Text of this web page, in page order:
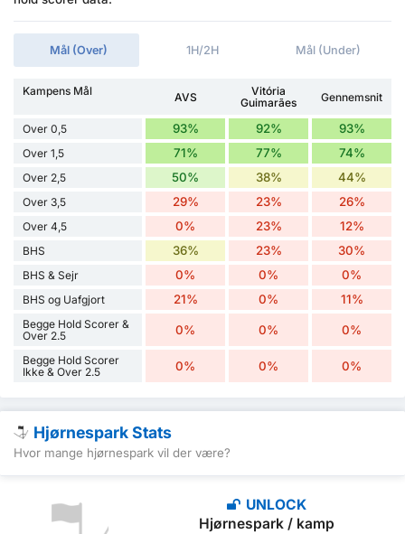
Mål (Over) 1H/2H Mål (Under)
Kampens Mål AVS
Vitória
Guimarães
Gennemsnit
Over 0,5 93% 92% 93%
Over 1,5 71% 77% 74%
Over 2,5 50% 38% 44%
Over 3,5 29% 23% 26%
Over 4,5 0% 23% 12%
BHS 36% 23% 30%
BHS & Sejr 0% 0% 0%
BHS og Uafgjort 21% 0% 11%
Begge Hold Scorer &
Over 2.5
0% 0% 0%
Begge Hold Scorer
Ikke & Over 2.5
0% 0% 0%
Hjørnespark Stats
Hvor mange hjørnespark vil der være?
UNLOCK
Hjørnespark / kamp